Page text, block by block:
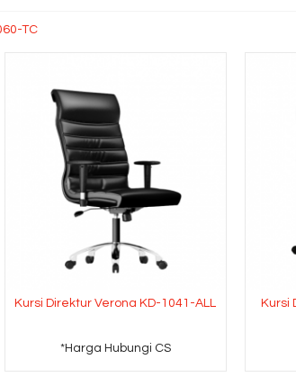
TC
Kursi Direktur Verona KD-1041-ALL
*Harga Hubungi CS
Kursi